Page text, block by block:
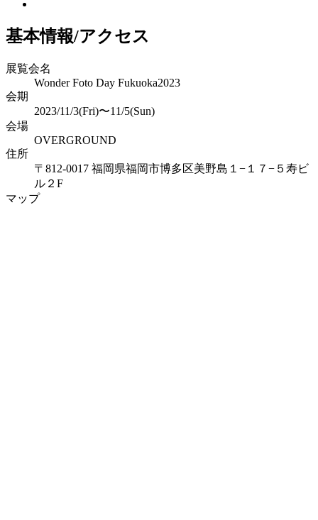
基本情報/アクセス
展覧会名
Wonder Foto Day Fukuoka2023
会期
2023/11/3(Fri)〜11/5(Sun)
会場
OVERGROUND
住所
〒812-0017 福岡県福岡市博多区美野島１−１７−５寿ビ
ル２F
マップ